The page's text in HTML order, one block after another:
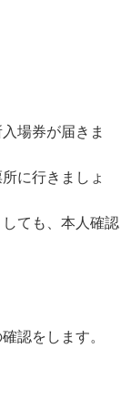
場券が届きま
に行きましょ
しても、本人確認
認をします。